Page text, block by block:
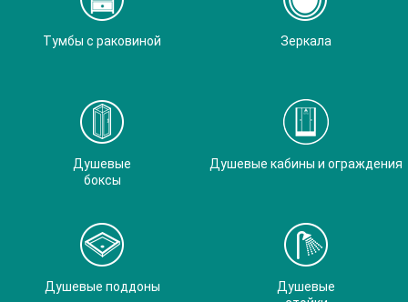
Тумбы с раковиной Зеркала
Душевые
боксы
Душевые кабины и ограждения
Душевые поддоны
Душевые